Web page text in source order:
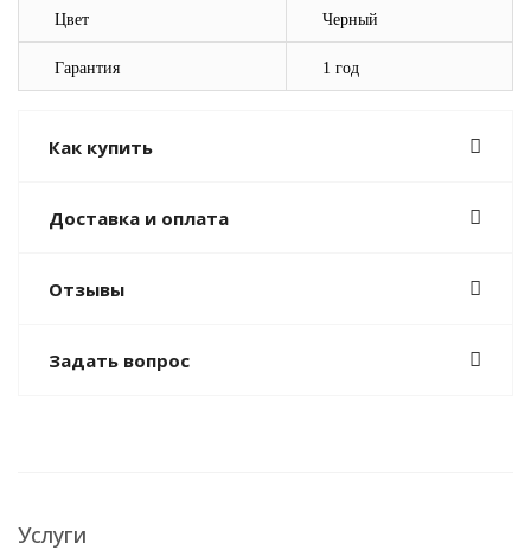
Цвет Черный
Гарантия 1 год
Как купить
Доставка и оплата
Отзывы
Задать вопрос
Услуги